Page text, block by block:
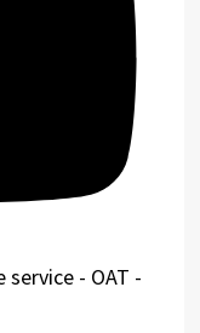
- OAT -